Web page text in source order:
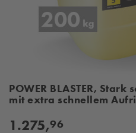
POWER BLASTER,
mit extra schnellem
1.275,96